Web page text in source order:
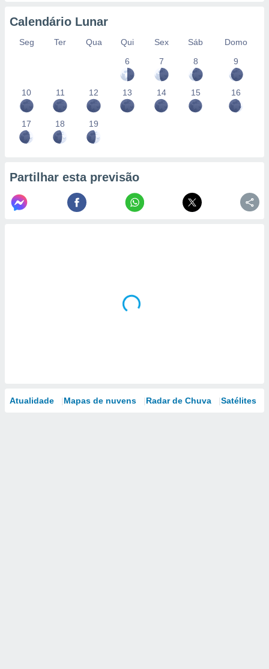
Calendário Lunar
Seg Ter Qua Qui Sex Sáb
Domo
6
7 8 9
10 11 12 13 14 15 16
17 18 19
Partilhar esta previsão
Atualidade Mapas de nuvens Radar de Chuva Satélites